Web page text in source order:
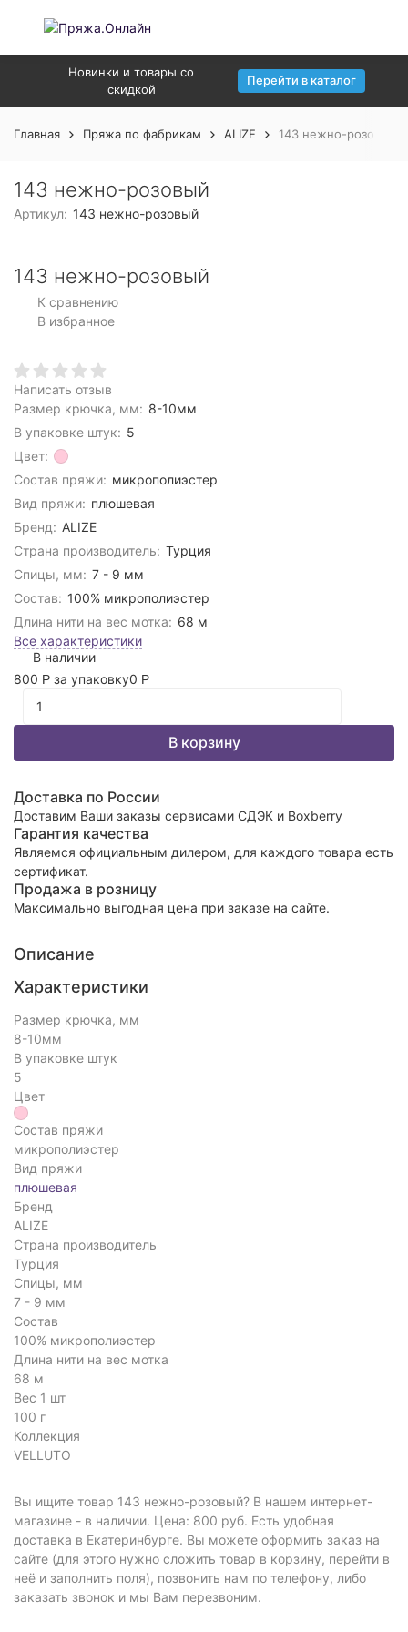
Новинки и товары со
скидкой
Перейти в каталог
Главная Пряжа по фабрикам ALIZE 143 нежно-розовый
143 нежно-розовый
Артикул: 143 нежно-розовый
143 нежно-розовый
К сравнению
В избранное
Написать отзыв
Размер крючка, мм: 8-10мм
В упаковке штук: 5
Цвет:
Состав пряжи: микрополиэстер
Вид пряжи: плюшевая
Бренд: ALIZE
Страна производитель: Турция
Спицы, мм: 7 - 9 мм
Состав: 100% микрополиэстер
Длина нити на вес мотка: 68 м
Все характеристики
В наличии
800 Р за упаковку0 Р
В корзину
Доставка по России
Доставим Ваши заказы сервисами СДЭК и Boxberry
Гарантия качества
Являемся официальным дилером, для каждого товара есть
сертификат.
Продажа в розницу
Максимально выгодная цена при заказе на сайте.
Описание
Характеристики
Размер крючка, мм
8-10мм
В упаковке штук
5
Цвет
Состав пряжи
микрополиэстер
Вид пряжи
плюшевая
Бренд
ALIZE
Страна производитель
Турция
Спицы, мм
7 - 9 мм
Состав
100% микрополиэстер
Длина нити на вес мотка
68 м
Вес 1 шт
100 г
Коллекция
VELLUTO
Вы ищите товар 143 нежно-розовый? В нашем интернет-
магазине - в наличии. Цена: 800 руб. Есть удобная
доставка в Екатеринбурге. Вы можете оформить заказ на
сайте (для этого нужно сложить товар в корзину, перейти в
неё и заполнить поля), позвонить нам по телефону, либо
заказать звонок и мы Вам перезвоним.